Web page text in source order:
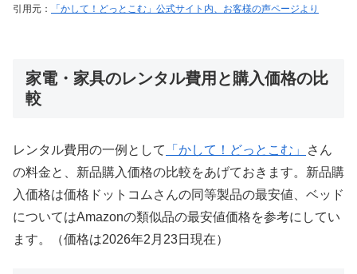
引用元： 「かして！どっとこむ」公式サイト内、お客様の声ページより
家電・家具のレンタル費用と購入価格の比
較
レンタル費用の一例として 「かして！どっとこむ」
さん
の料金と、新品購入価格の比較をあげておきます。新品購
入価格は価格ドットコムさんの同等製品の最安値、ベッド
についてはAmazonの類似品の最安値価格を参考にしてい
ます。（価格は2026年2月23日現在）